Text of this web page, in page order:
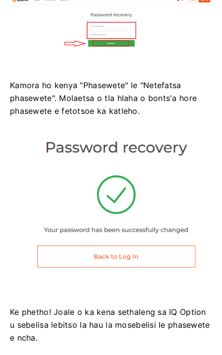
Kamora ho kenya "Phasewete" le "Netefatsa
phasewete". Molaetsa o tla hlaha o bonts'a hore
phasewete e fetotsoe ka katleho.
Ke phetho! Joale o ka kena sethaleng sa IQ Option
u sebelisa lebitso la hau la mosebelisi le phasewete
e ncha.